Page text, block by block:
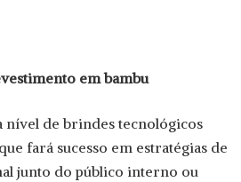
em bambu
nível de brindes tecnológicos
fará sucesso em estratégias de
junto do público interno ou